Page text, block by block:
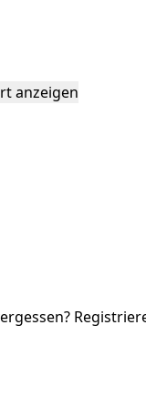
anzeigen